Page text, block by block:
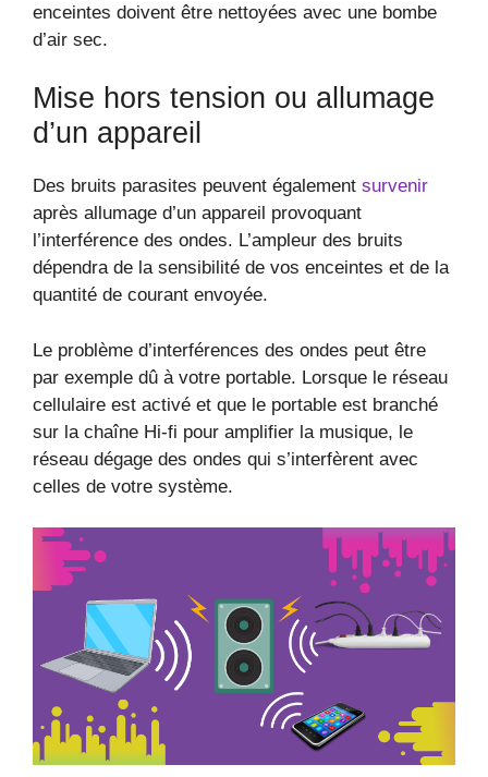
enceintes doivent être nettoyées avec une bombe
d’air sec.
Mise hors tension ou allumage
d’un appareil
Des bruits parasites peuvent également survenir
après allumage d’un appareil provoquant
l’interférence des ondes. L’ampleur des bruits
dépendra de la sensibilité de vos enceintes et de la
quantité de courant envoyée.
Le problème d’interférences des ondes peut être
par exemple dû à votre portable. Lorsque le réseau
cellulaire est activé et que le portable est branché
sur la chaîne Hi-fi pour amplifier la musique, le
réseau dégage des ondes qui s’interfèrent avec
celles de votre système.